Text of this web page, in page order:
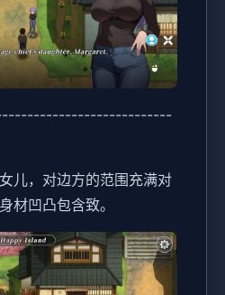
儿，对边方的范围充满对
材凹凸包含致。